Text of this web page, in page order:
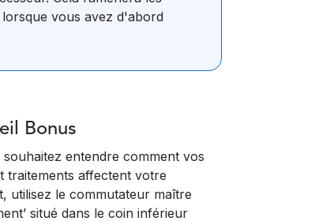
vous avez d'abord
Bonus
souhaitez entendre comment vos
traitements affectent votre
utilisez le commutateur maître
situé dans le coin inférieur